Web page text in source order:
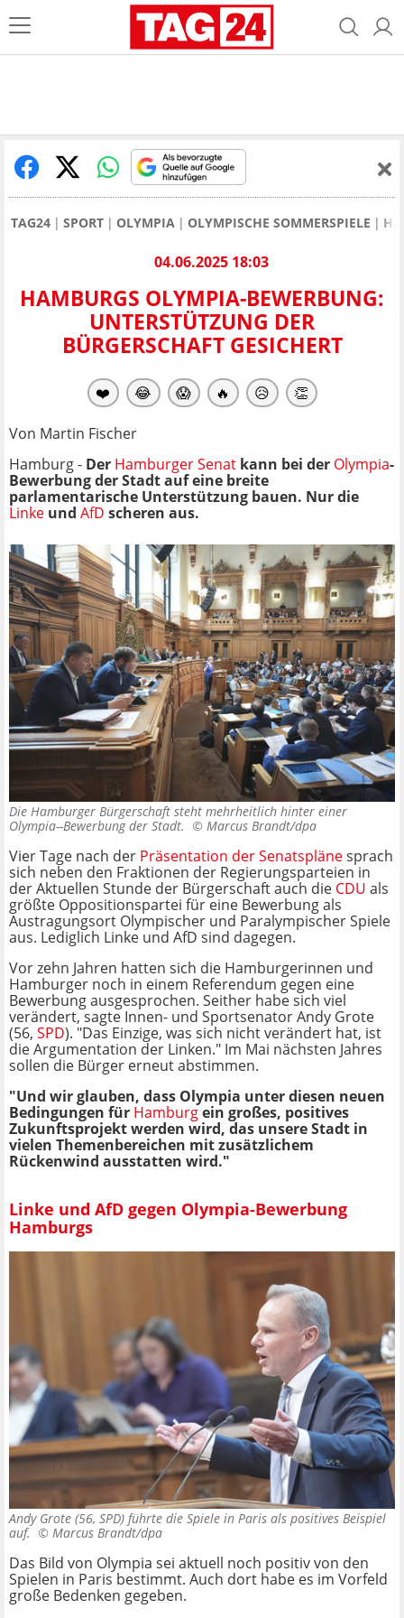
TAG24 SPORT OLYMPIA OLYMPISCHE SOMMERSPIELE
04.06.2025 18:03
HAMBURGS OLYMPIA-BEWERBUNG:
UNTERSTÜTZUNG DER
BÜRGERSCHAFT GESICHERT
❤️ 😂 😱 🔥 😥 👏
Von Martin Fischer
Hamburg - Der Hamburger Senat kann bei der Olympia-
Bewerbung der Stadt auf eine breite
parlamentarische Unterstützung bauen. Nur die
Linke und AfD scheren aus.
Die Hamburger Bürgerschaft steht mehrheitlich hinter einer
Olympia--Bewerbung der Stadt. © Marcus Brandt/dpa
Vier Tage nach der Präsentation der Senatsplänesprach
sich neben den Fraktionen der Regierungsparteien in
der Aktuellen Stunde der Bürgerschaft auch die CDU als
größte Oppositionspartei für eine Bewerbung als
Austragungsort Olympischer und Paralympischer Spiele
aus. Lediglich Linke und AfD sind dagegen.
Vor zehn Jahren hatten sich die Hamburgerinnen und
Hamburger noch in einem Referendum gegen eine
Bewerbung ausgesprochen. Seither habe sich viel
verändert, sagte Innen- und Sportsenator Andy Grote
(56, SPD). "Das Einzige, was sich nicht verändert hat, ist
die Argumentation der Linken." Im Mai nächsten Jahres
sollen die Bürger erneut abstimmen.
"Und wir glauben, dass Olympia unter diesen neuen
Bedingungen für Hamburgein großes, positives
Zukunftsprojekt werden wird, das unsere Stadt in
vielen Themenbereichen mit zusätzlichem
Rückenwind ausstatten wird."
Linke und AfD gegen Olympia-Bewerbung
Hamburgs
Andy Grote (56, SPD) führte die Spiele in Paris als positives Beispiel
auf. © Marcus Brandt/dpa
Das Bild von Olympia sei aktuell noch positiv von den
Spielen in Paris bestimmt. Auch dort habe es im Vorfeld
große Bedenken gegeben.